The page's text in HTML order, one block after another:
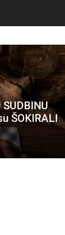
SUDBINU
ŠOKIRALI